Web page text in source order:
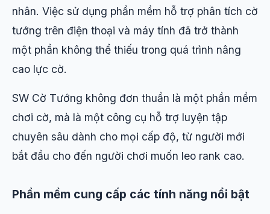
nhân. Việc sử dụng phần mềm hỗ trợ phân tích cờ
tướng trên điện thoại và máy tính đã trở thành
một phần không thể thiếu trong quá trình nâng
cao lực cờ.
SW Cờ Tướng không đơn thuần là một phần mềm
chơi cờ, mà là một công cụ hỗ trợ luyện tập
chuyên sâu dành cho mọi cấp độ, từ người mới
bắt đầu cho đến người chơi muốn leo rank cao.
Phần mềm cung cấp các tính năng nổi bật